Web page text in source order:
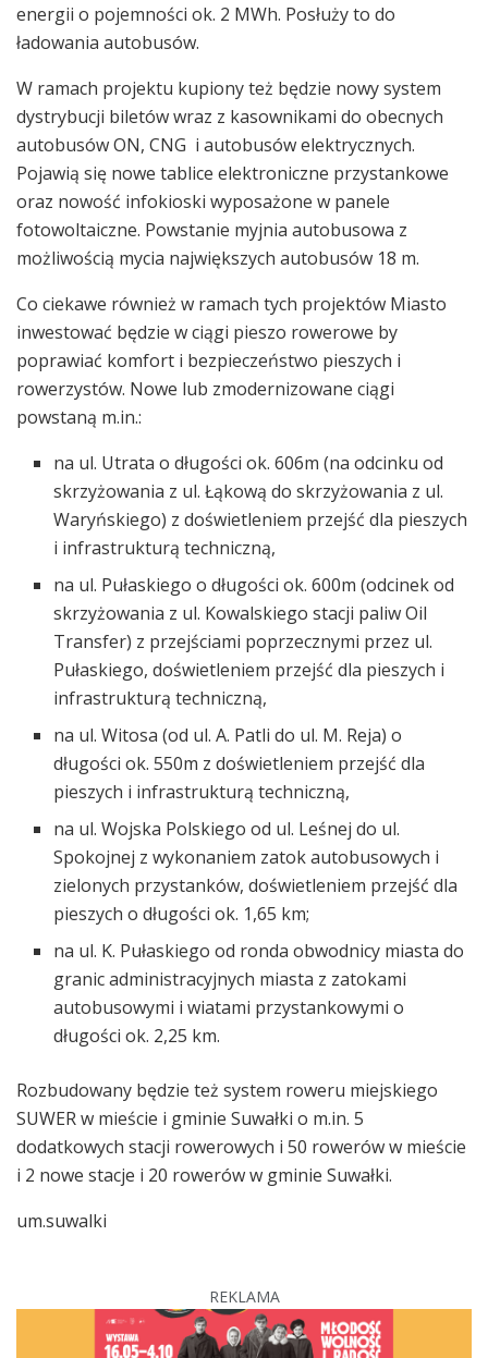
energii o pojemności ok. 2 MWh. Posłuży to do
ładowania autobusów.
W ramach projektu kupiony też będzie nowy system
dystrybucji biletów wraz z kasownikami do obecnych
autobusów ON, CNG i autobusów elektrycznych.
Pojawią się nowe tablice elektroniczne przystankowe
oraz nowość infokioski wyposażone w panele
fotowoltaiczne. Powstanie myjnia autobusowa z
możliwością mycia największych autobusów 18 m.
Co ciekawe również w ramach tych projektów Miasto
inwestować będzie w ciągi pieszo rowerowe by
poprawiać komfort i bezpieczeństwo pieszych i
rowerzystów. Nowe lub zmodernizowane ciągi
powstaną m.in.:
na ul. Utrata o długości ok. 606m (na odcinku od
skrzyżowania z ul. Łąkową do skrzyżowania z ul.
Waryńskiego) z doświetleniem przejść dla pieszych
i infrastrukturą techniczną,
na ul. Pułaskiego o długości ok. 600m (odcinek od
skrzyżowania z ul. Kowalskiego stacji paliw Oil
Transfer) z przejściami poprzecznymi przez ul.
Pułaskiego, doświetleniem przejść dla pieszych i
infrastrukturą techniczną,
na ul. Witosa (od ul. A. Patli do ul. M. Reja) o
długości ok. 550m z doświetleniem przejść dla
pieszych i infrastrukturą techniczną,
na ul. Wojska Polskiego od ul. Leśnej do ul.
Spokojnej z wykonaniem zatok autobusowych i
zielonych przystanków, doświetleniem przejść dla
pieszych o długości ok. 1,65 km;
na ul. K. Pułaskiego od ronda obwodnicy miasta do
granic administracyjnych miasta z zatokami
autobusowymi i wiatami przystankowymi o
długości ok. 2,25 km.
Rozbudowany będzie też system roweru miejskiego
SUWER w mieście i gminie Suwałki o m.in. 5
dodatkowych stacji rowerowych i 50 rowerów w mieście
i 2 nowe stacje i 20 rowerów w gminie Suwałki.
um.suwalki
REKLAMA